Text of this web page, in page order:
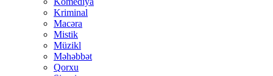
Kriminal
Macəra
Mistik
Müzikl
Məhəbbət
Qorxu